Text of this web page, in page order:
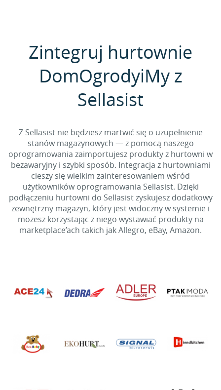
Zintegruj hurtownie
DomOgrodyiMy z
Sellasist
Z Sellasist nie będziesz martwić się o uzupełnienie
stanów magazynowych — z pomocą naszego
oprogramowania zaimportujesz produkty z hurtowni w
bezawaryjny i szybki sposób. Integracja z hurtowniami
cieszy się wielkim zainteresowaniem wśród
użytkowników oprogramowania Sellasist. Dzięki
podłączeniu hurtowni do Sellasist zyskujesz dodatkowy
zewnętrzny magazyn, który jest widoczny w systemie i
możesz korzystając z niego wystawiać produkty na
marketplace’ach takich jak Allegro, eBay, Amazon.